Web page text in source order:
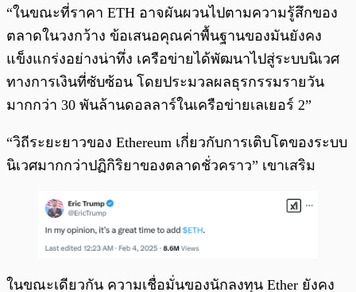
“ในขณะที่ราคา ETH อาจผันผวนไปตามความรู้สึกของ
ตลาดในวงกว้าง ข้อเสนอคุณค่าพื้นฐานของมันยังคง
แข็งแกร่งอย่างน่าทึ่ง เครือข่ายได้พัฒนาไปสู่ระบบนิเวศ
ทางการเงินที่ซับซ้อน โดยประมวลผลธุรกรรมรายวัน
มากกว่า 30 พันล้านดอลลาร์ในเครือข่ายเลเยอร์ 2”
“วิถีระยะยาวของ Ethereum เกี่ยวกับการเติบโตของระบบ
นิเวศมากกว่าปฏิกิริยาของตลาดชั่วคราว” เขาเสริม
ในขณะเดียวกัน ความเชื่อมั่นของนักลงทุน Ether ยังคง